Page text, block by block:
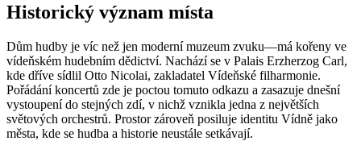
Historický význam místa
Dům hudby je víc než jen moderní muzeum zvuku—má kořeny ve
vídeňském hudebním dědictví. Nachází se v Palais Erzherzog Carl,
kde dříve sídlil Otto Nicolai, zakladatel Vídeňské filharmonie.
Pořádání koncertů zde je poctou tomuto odkazu a zasazuje dnešní
vystoupení do stejných zdí, v nichž vznikla jedna z největších
světových orchestrů. Prostor zároveň posiluje identitu Vídně jako
města, kde se hudba a historie neustále setkávají.